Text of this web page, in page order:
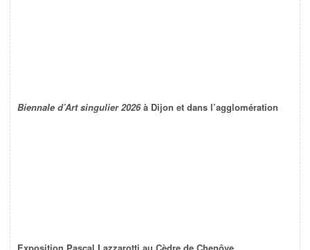
Biennale d’Art singulier 2026à Dijon et dans l’agglomération